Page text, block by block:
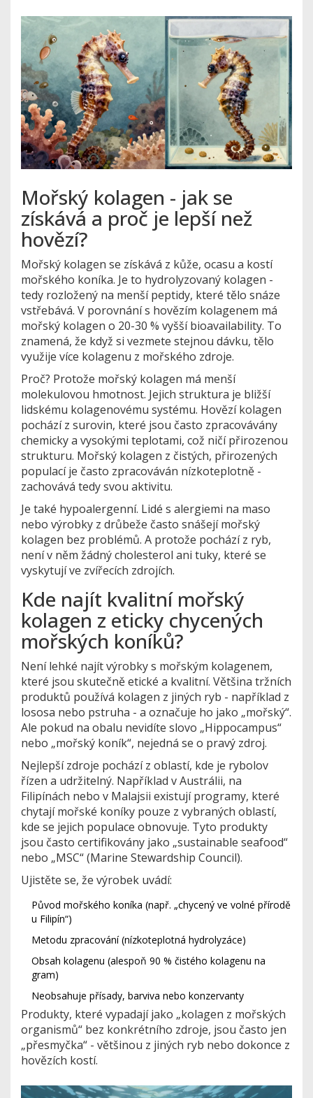
Mořský kolagen - jak se
získává a proč je lepší než
hovězí?
Mořský kolagen se získává z kůže, ocasu a kostí
mořského koníka. Je to hydrolyzovaný kolagen -
tedy rozložený na menší peptidy, které tělo snáze
vstřebává. V porovnání s hovězím kolagenem má
mořský kolagen o 20-30 % vyšší bioavailability. To
znamená, že když si vezmete stejnou dávku, tělo
využije více kolagenu z mořského zdroje.
Proč? Protože mořský kolagen má menší
molekulovou hmotnost. Jejich struktura je bližší
lidskému kolagenovému systému. Hovězí kolagen
pochází z surovin, které jsou často zpracovávány
chemicky a vysokými teplotami, což ničí přirozenou
strukturu. Mořský kolagen z čistých, přirozených
populací je často zpracováván nízkoteplotně -
zachovává tedy svou aktivitu.
Je také hypoalergenní. Lidé s alergiemi na maso
nebo výrobky z drůbeže často snášejí mořský
kolagen bez problémů. A protože pochází z ryb,
není v něm žádný cholesterol ani tuky, které se
vyskytují ve zvířecích zdrojích.
Kde najít kvalitní mořský
kolagen z eticky chycených
mořských koníků?
Není lehké najít výrobky s mořským kolagenem,
které jsou skutečně etické a kvalitní. Většina tržních
produktů používá kolagen z jiných ryb - například z
lososa nebo pstruha - a označuje ho jako „mořský“.
Ale pokud na obalu nevidíte slovo „Hippocampus“
nebo „mořský koník“, nejedná se o pravý zdroj.
Nejlepší zdroje pochází z oblastí, kde je rybolov
řízen a udržitelný. Například v Austrálii, na
Filipínách nebo v Malajsii existují programy, které
chytají mořské koníky pouze z vybraných oblastí,
kde se jejich populace obnovuje. Tyto produkty
jsou často certifikovány jako „sustainable seafood“
nebo „MSC“ (Marine Stewardship Council).
Ujistěte se, že výrobek uvádí:
Původ mořského koníka (např. „chycený ve volné přírodě
u Filipín“)
Metodu zpracování (nízkoteplotná hydrolyzáce)
Obsah kolagenu (alespoň 90 % čistého kolagenu na
gram)
Neobsahuje přísady, barviva nebo konzervanty
Produkty, které vypadají jako „kolagen z mořských
organismů“ bez konkrétního zdroje, jsou často jen
„přesmyčka“ - většinou z jiných ryb nebo dokonce z
hovězích kostí.